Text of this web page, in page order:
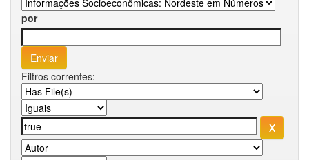
por
Filtros correntes: